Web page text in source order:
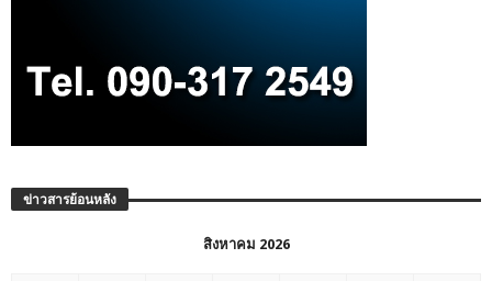
ข่าวสารย้อนหลัง
สิงหาคม 2026